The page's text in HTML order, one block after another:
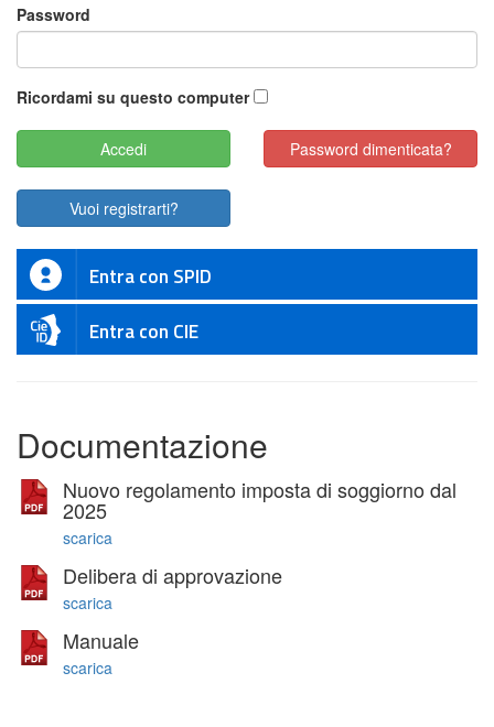
Password
Ricordami su questo computer
Password dimenticata?
Vuoi registrarti?
Entra con SPID
Entra con CIE
Documentazione
Nuovo regolamento imposta di soggiorno dal
2025
scarica
Delibera di approvazione
scarica
Manuale
scarica